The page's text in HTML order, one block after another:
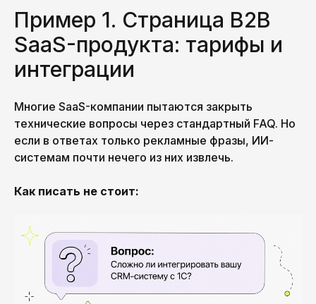
Пример 1. Страница B2B
SaaS-продукта: тарифы и
интеграции
Многие SaaS-компании пытаются закрыть
технические вопросы через стандартный FAQ. Но
если в ответах только рекламные фразы, ИИ-
системам почти нечего из них извлечь.
Как писать не стоит: